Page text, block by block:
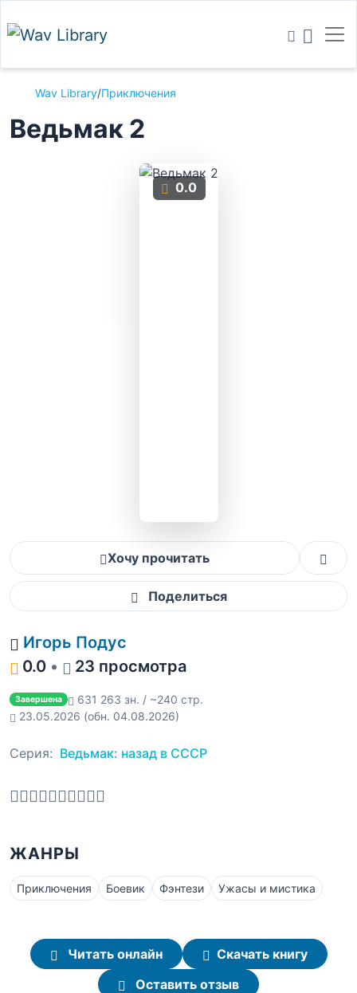
Wav Library/Приключения
Ведьмак 2
0.0
Хочу прочитать
Поделиться
Игорь Подус
0.0 • 23 просмотра
Завершена
631 263 зн. / ~240 стр.
23.05.2026 (обн. 04.08.2026)
Серия: Ведьмак: назад в СССР
ЖАНРЫ
Приключения Боевик Фэнтези Ужасы и мистика
Читать онлайн
Скачать книгу
Оставить отзыв